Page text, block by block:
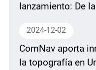
lanzamiento: De
2024-12-02
ComNav aporta
la topografía en